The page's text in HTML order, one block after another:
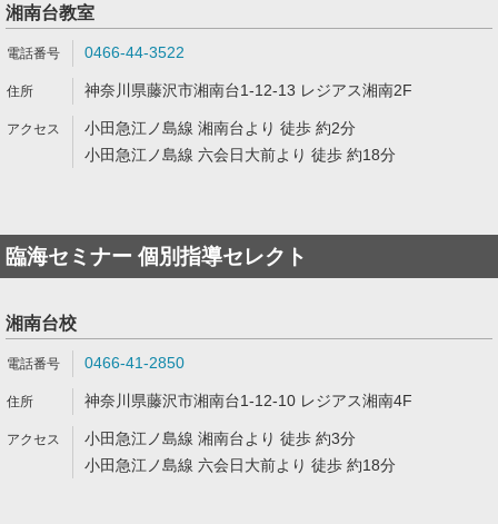
湘南台教室
0466-44-3522
神奈川県藤沢市湘南台1-12-13 レジアス湘南2F
小田急江ノ島線 湘南台より 徒歩 約2分
小田急江ノ島線 六会日大前より 徒歩 約18分
臨海セミナー 個別指導セレクト
湘南台校
0466-41-2850
神奈川県藤沢市湘南台1-12-10 レジアス湘南4F
小田急江ノ島線 湘南台より 徒歩 約3分
小田急江ノ島線 六会日大前より 徒歩 約18分